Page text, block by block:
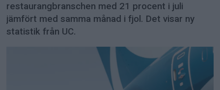
restaurangbranschen med 21 procent i juli
jämfört med samma månad i fjol. Det visar ny
statistik från UC.